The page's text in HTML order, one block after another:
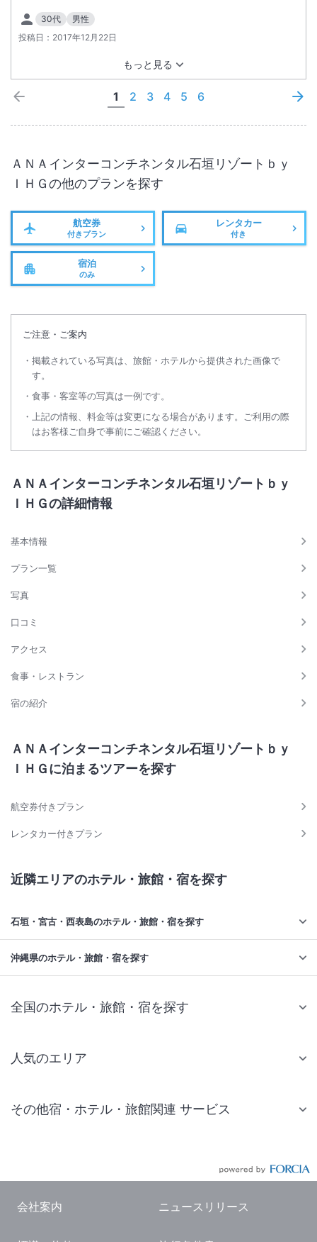
30代
男性
投稿日： 2017年12月22日
もっと見る
1 2 3 4 5 6
ＡＮＡインターコンチネンタル石垣リゾートｂｙ
ＩＨＧの他のプランを探す
航空券
付きプラン
レンタカー
付き
宿泊
のみ
ご注意・ご案内
掲載されている写真は、旅館・ホテルから提供された画像で
す。
食事・客室等の写真は一例です。
上記の情報、料金等は変更になる場合があります。ご利用の際
はお客様ご自身で事前にご確認ください。
ＡＮＡインターコンチネンタル石垣リゾートｂｙ
ＩＨＧの詳細情報
基本情報
プラン一覧
写真
口コミ
アクセス
食事・レストラン
宿の紹介
ＡＮＡインターコンチネンタル石垣リゾートｂｙ
ＩＨＧに泊まるツアーを探す
航空券付きプラン
レンタカー付きプラン
近隣エリアのホテル・旅館・宿を探す
石垣・宮古・西表島のホテル・旅館・宿を探す
沖縄県のホテル・旅館・宿を探す
全国のホテル・旅館・宿を探す
人気のエリア
仙台 ホテル
東京ドーム ホテル
その他宿・ホテル・旅館関連 サービス
会社案内 ニュースリリース